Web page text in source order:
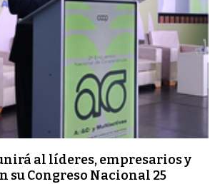
al líderes, empresarios y
su Congreso Nacional 25